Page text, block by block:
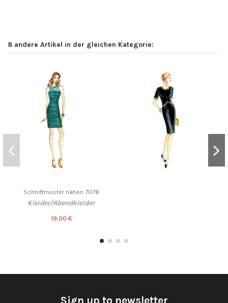
8 andere Artikel in der gleichen Kategorie:
Schnittmuster nähen 7078
Kleider/Abendkleider
19,00 €
Sign up to newsletter